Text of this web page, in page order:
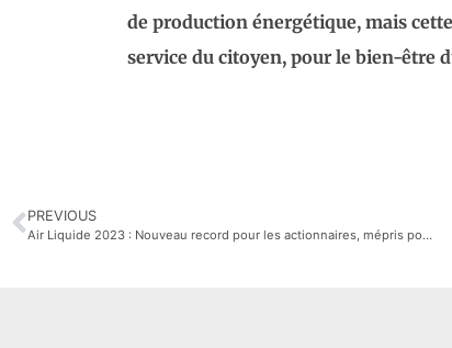
de production énergétique, mais
service du citoyen, pour le bien-être
PREVIOUS
Air Liquide 2023 : Nouveau record pour les actionnaires, mépris pour les salariés !